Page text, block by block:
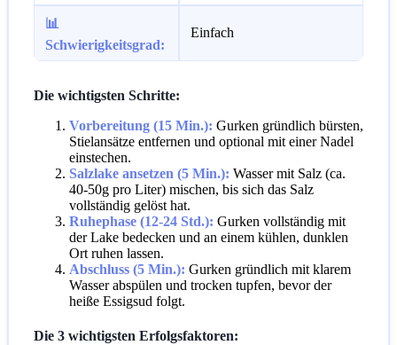
📊
Schwierigkeitsgrad:
Einfach
Die wichtigsten Schritte:
Vorbereitung (15 Min.): Gurken gründlich bürsten,
Stielansätze entfernen und optional mit einer Nadel
einstechen.
Salzlake ansetzen (5 Min.): Wasser mit Salz (ca.
40-50g pro Liter) mischen, bis sich das Salz
vollständig gelöst hat.
Ruhephase (12-24 Std.): Gurken vollständig mit
der Lake bedecken und an einem kühlen, dunklen
Ort ruhen lassen.
Abschluss (5 Min.): Gurken gründlich mit klarem
Wasser abspülen und trocken tupfen, bevor der
heiße Essigsud folgt.
Die 3 wichtigsten Erfolgsfaktoren: